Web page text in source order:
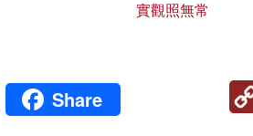
實觀照無常
PrintFriendly
Share